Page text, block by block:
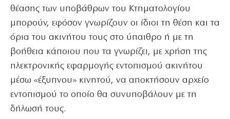
θέασης των υποβάθρων του Κτηματολογίου
μπορούν, εφόσον γνωρίζουν οι ίδιοι τη θέση και τα
όρια του ακινήτου τους στο ύπαιθρο ή με τη
βοήθεια κάποιου που τα γνωρίζει, με χρήση της
ηλεκτρονικής εφαρμογής εντοπισμού ακινήτου
μέσω «έξυπνου» κινητού, να αποκτήσουν αρχείο
εντοπισμού το οποίο θα συνυποβάλουν με τη
δήλωσή τους.